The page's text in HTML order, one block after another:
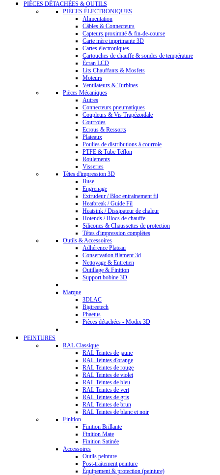
PIÈCES DÉTACHÉES & OUTILS
PIÈCES ÉLECTRONIQUES
Alimentation
Câbles & Connecteurs
Capteurs proximité & fin-de-course
Carte mère imprimante 3D
Cartes électroniques
Cartouches de chauffe & sondes de température
Écran LCD
Lits Chauffants & Mosfets
Moteurs
Ventilateurs & Turbines
Pièces Mécaniques
Autres
Connecteurs pneumatiques
Coupleurs & Vis Trapézoïdale
Courroies
Ecrous & Ressorts
Plateaux
Poulies de distributions à courroie
PTFE & Tube Téflon
Roulements
Visseries
Têtes d'impression 3D
Buse
Engrenage
Extrudeur / Bloc entrainement fil
Heatbreak / Guide Fil
Heatsink / Dissipateur de chaleur
Hotends / Blocs de chauffe
Silicones & Chaussettes de protection
Têtes d'impression complètes
Outils & Accessoires
Adhérence Plateau
Conservation filament 3d
Nettoyage & Entretien
Outillage & Finition
Support bobine 3D
Marque
3DLAC
Bigtreetech
Phaetus
Pièces détachées - Modix 3D
PEINTURES
RAL Classique
RAL Teintes de jaune
RAL Teintes d'orange
RAL Teintes de rouge
RAL Teintes de violet
RAL Teintes de bleu
RAL Teintes de vert
RAL Teintes de gris
RAL Teintes de brun
RAL Teintes de blanc et noir
Finition
Finition Brillante
Finition Mate
Finition Satinée
Accessoires
Outils peinture
Post-traitement peinture
Équipement & protection (peinture)